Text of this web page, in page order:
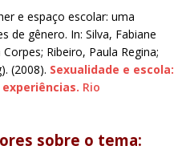
e espaço escolar: uma
de gênero. In: Silva, Fabiane
Ribeiro, Paula Regina;
(2008). Sexualidade e escola:
Rio
sobre o tema: